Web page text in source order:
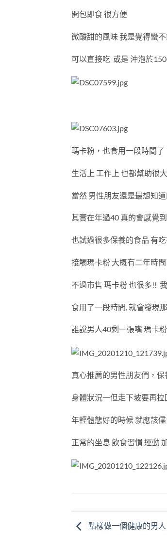
開包即食 很方便
微酸甜的風味 我是覺得蠻
可以直接吃 或是 沖泡於
瑪卡粉，也食用一段時間
生活上 工作上 也都幫助很大
當然 男性朋友還是最想知
其實在年過40 真的會感覺
也試過很多保養的食品 有
接觸瑪卡粉 大概有二年時
不過市售 瑪卡粉 也很多!!
食用了一段時間, 就會發現
誰說男人40剩一張嘴 瑪卡
真心推薦的男性朋友們，
身體狀況一但走下坡要再
年輕體態好的時候 就應該
正常的坐息 飲食習慣 運動
點樣做一個健康的男人